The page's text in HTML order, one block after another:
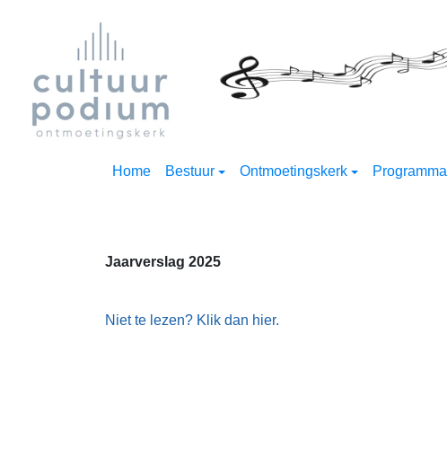
Home Bestuur Ontmoetingskerk Programma
Jaarverslag 2025
Niet te lezen? Klik dan hier.